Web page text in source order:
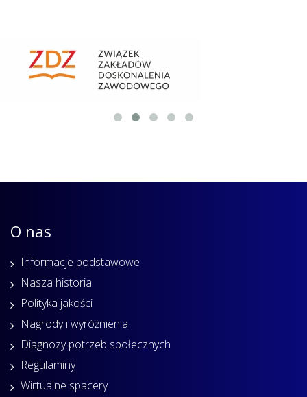
O nas
Informacje podstawowe
Nasza historia
Polityka jakości
Nagrody i wyróżnienia
Diagnozy potrzeb społecznych
Regulaminy
Wirtualne spacery